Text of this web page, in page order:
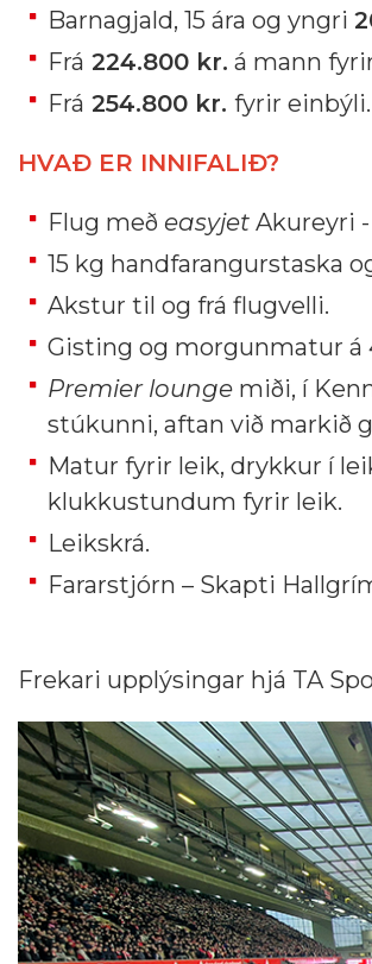
Barnagjald, 15 ára og yngri
Frá 224.800 kr. á mann
Frá 254.800 kr. fyrir einbýli.
HVAÐ ER INNIFALIÐ?
Flug með easyjet Akureyri
15 kg handfarangurstaska
Akstur til og frá flugvelli.
Gisting og morgunmatur á
Premier lounge miði, í
stúkunni, aftan við markið
Matur fyrir leik, drykkur í
klukkustundum fyrir leik.
Leikskrá.
Fararstjórn – Skapti
Frekari upplýsingar hjá TA